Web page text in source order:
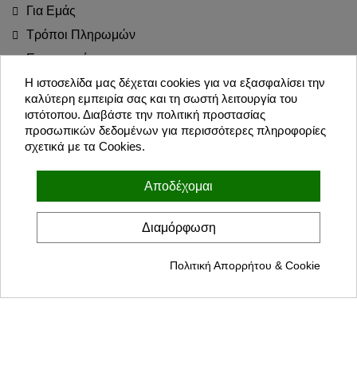
Για Εμάς
Τρόποι Πληρωμών
Επιστροφές
Blog
Join the Party!
Συμφωνώ με τους όρους χρήσης και την πολιτική προσωπικών
Η ιστοσελίδα μας δέχεται cookies για να εξασφαλίσει την
καλύτερη εμπειρία σας και τη σωστή λειτουργία του
ιστότοπου. Διαβάστε την πολιτική προστασίας
προσωπικών δεδομένων για περισσότερες πληροφορίες
σχετικά με τα Cookies.
Αποδέχομαι
Διαμόρφωση
Πολιτική Απορρήτου & Cookie